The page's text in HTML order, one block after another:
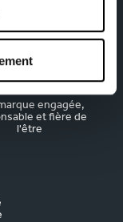
mesure qui
votre budget
engagée,
et fière de
l'être